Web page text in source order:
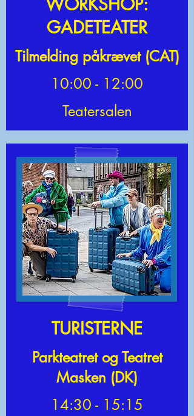
GADETEATER
Tilmelding påkrævet (CAT)
10:00 - 12:00
Teatersalen
TURISTERNE
Parkteatret og Teatret
Masken (DK)
14:30 - 15:15